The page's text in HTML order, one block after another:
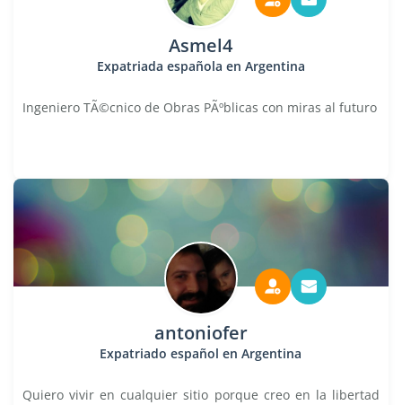
Asmel4
Expatriada española en Argentina
Ingeniero TÃ©cnico de Obras PÃºblicas con miras al futuro
antoniofer
Expatriado español en Argentina
Quiero vivir en cualquier sitio porque creo en la libertad